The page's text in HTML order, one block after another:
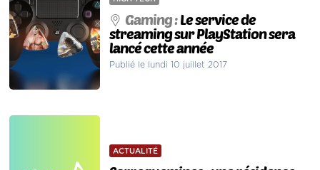
Gaming :Le service de
streaming sur PlayStation sera
lancé cette année
Publié le lundi 10 juillet 2017
ACTUALITÉ